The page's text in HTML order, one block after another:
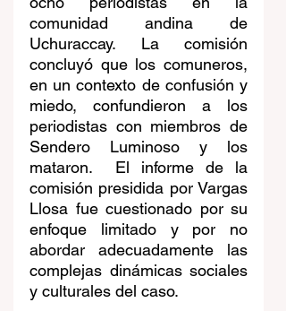
comunidad andina de
Uchuraccay. La comisión
concluyó que los comuneros,
en un contexto de confusión y
miedo, confundieron a los
periodistas con miembros de
Sendero Luminoso y los
mataron.  El informe de la
comisión presidida por Vargas
Llosa fue cuestionado por su
enfoque limitado y por no
abordar adecuadamente las
complejas dinámicas sociales
y culturales del caso.